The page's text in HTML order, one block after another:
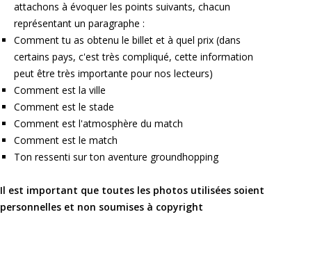
attachons à évoquer les points suivants, chacun
représentant un paragraphe :
Comment tu as obtenu le billet et à quel prix (dans
certains pays, c'est très compliqué, cette information
peut être très importante pour nos lecteurs)
Comment est la ville
Comment est le stade
Comment est l'atmosphère du match
Comment est le match
Ton ressenti sur ton aventure groundhopping
Il est important que toutes les photos utilisées soient
personnelles et non soumises à copyright